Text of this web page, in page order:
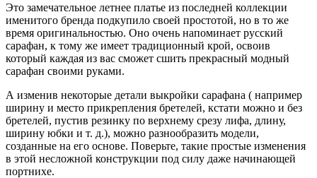
Это замечательное летнее платье из последней коллекции
именитого бренда подкупило своей простотой, но в то же
время оригинальностью. Оно очень напоминает русский
сарафан, к тому же имеет традиционный крой, освоив
который каждая из вас сможет сшить прекрасный модный
сарафан своими руками.
А изменив некоторые детали выкройки сарафана ( например
ширину и место прикрепления бретелей, кстати можно и без
бретелей, пустив резинку по верхнему срезу лифа, длину,
ширину юбки и т. д.), можно разнообразить модели,
созданные на его основе. Поверьте, такие простые изменения
в этой несложной конструкции под силу даже начинающей
портнихе.